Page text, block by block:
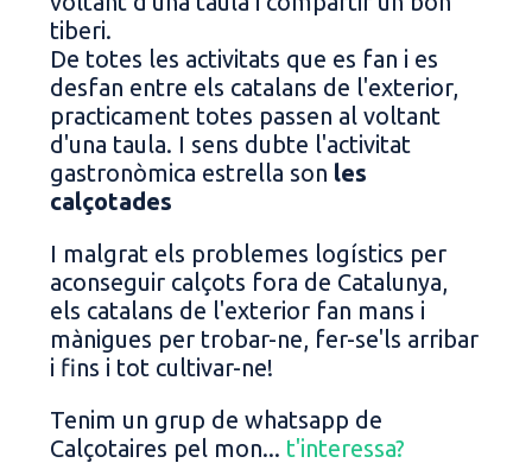
tiberi.
De totes les activitats que es fan i es
desfan entre els catalans de l'exterior,
practicament totes passen al voltant
d'una taula. I sens dubte l'activitat
gastronòmica estrella son les
calçotades
I malgrat els problemes logístics per
aconseguir calçots fora de Catalunya,
els catalans de l'exterior fan mans i
mànigues per trobar-ne, fer-se'ls arribar
i fins i tot cultivar-ne!
Tenim un grup de whatsapp de
Calçotaires pel mon... t'interessa?